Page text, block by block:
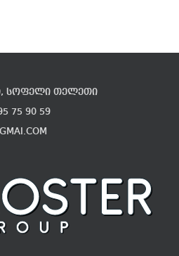
სოფელი თელეთი
75 90 59